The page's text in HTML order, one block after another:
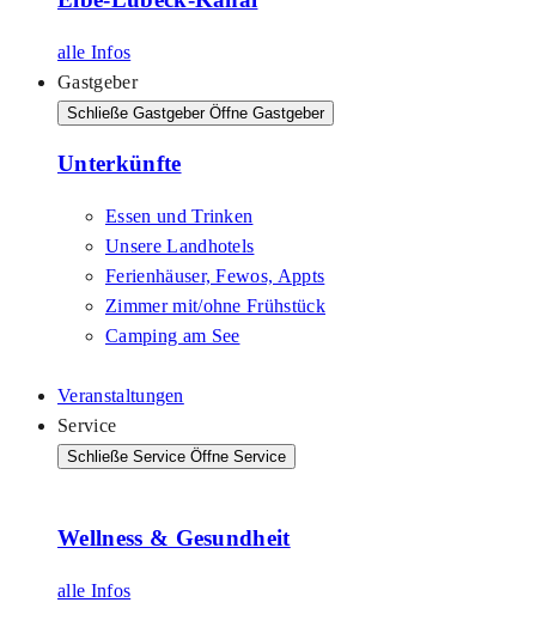
alle Infos
Gastgeber
Schließe Gastgeber Öffne Gastgeber
Unterkünfte
Essen und Trinken
Unsere Landhotels
Ferienhäuser, Fewos, Appts
Zimmer mit/ohne Frühstück
Camping am See
Veranstaltungen
Service
Schließe Service Öffne Service
Wellness & Gesundheit
alle Infos